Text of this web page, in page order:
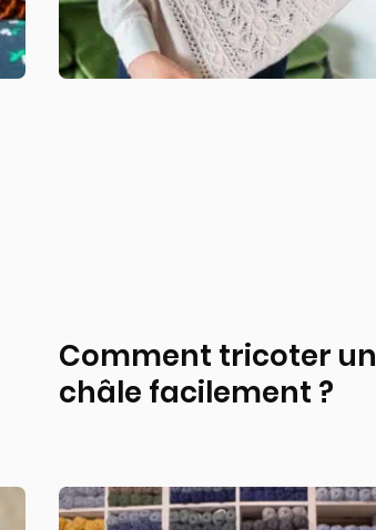
Comment tricoter un
châle facilement ?